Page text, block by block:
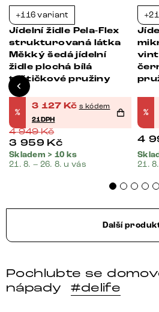
+116 variant
Jídelní židle Pela-Flex
strukturovaná látka
Měkký šedá jídelní
židle plochá bílá
taštičkové pružiny
%
3 127 Kč s kódem
21DPH
4 949Kč
3 959 Kč
Skladem > 10 ks
21. 8. – 26. 8. u vás
%
4
21.
Další
Pochlubte se
nápady
#delife